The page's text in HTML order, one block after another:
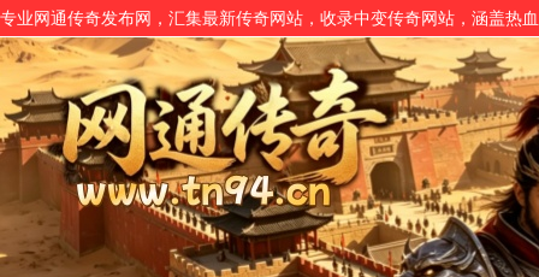
专业网通传奇发布网，汇集最新传奇网站，收录中变传奇网站，涵盖热